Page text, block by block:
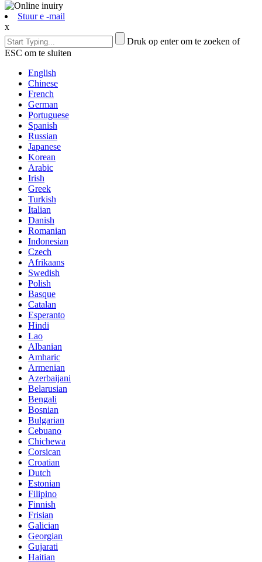
Stuur e -mail
x
Druk op enter om te zoeken of
ESC om te sluiten
English
Chinese
French
German
Portuguese
Spanish
Russian
Japanese
Korean
Arabic
Irish
Greek
Turkish
Italian
Danish
Romanian
Indonesian
Czech
Afrikaans
Swedish
Polish
Basque
Catalan
Esperanto
Hindi
Lao
Albanian
Amharic
Armenian
Azerbaijani
Belarusian
Bengali
Bosnian
Bulgarian
Cebuano
Chichewa
Corsican
Croatian
Dutch
Estonian
Filipino
Finnish
Frisian
Galician
Georgian
Gujarati
Haitian